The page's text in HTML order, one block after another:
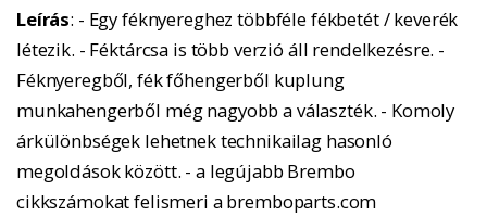
Leírás: - Egy féknyereghez többféle fékbetét / keverék
létezik. - Féktárcsa is több verzió áll rendelkezésre. -
Féknyeregből, fék főhengerből kuplung
munkahengerből még nagyobb a választék. - Komoly
árkülönbségek lehetnek technikailag hasonló
megoldások között. - a legújabb Brembo
cikkszámokat felismeri a bremboparts.com